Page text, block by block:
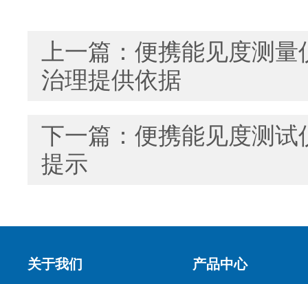
上一篇： 便携能见度测
治理提供依据
下一篇： 便携能见度测试
提示
关于我们 产品中心